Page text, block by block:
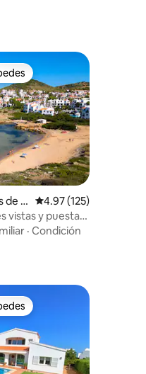
preferido
de F
Calificación promedio:
4.97 (125)
vistas y puesta
· Condición
preferido